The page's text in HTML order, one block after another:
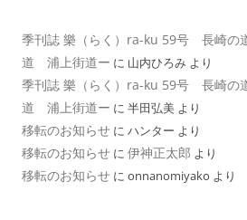
季刊誌 樂（らく）ra-ku 59号 長崎の
道 浦上街道ー に 山内ひろみ より
季刊誌 樂（らく）ra-ku 59号 長崎の
道 浦上街道ー に 半田弘美 より
移転のお知らせ に ハンター より
移転のお知らせ に 伊神正太郎 より
移転のお知らせ に onnanomiyako より